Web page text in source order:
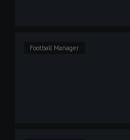
Football Manager